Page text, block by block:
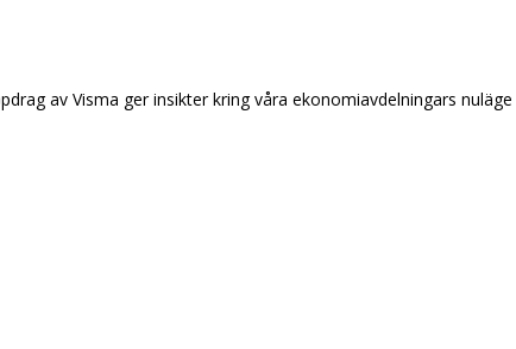
av Visma ger insikter kring våra ekonomiavdelningars